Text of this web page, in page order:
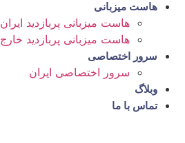
هاست میزبانی
هاست میزبانی پربازدید ایران
هاست میزبانی پربازدید خارج
سرور اختصاصی
سرور اختصاصی ایران
وبلاگ
تماس با ما